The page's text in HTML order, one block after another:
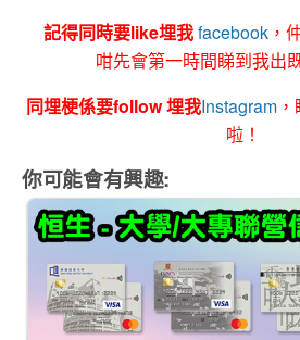
記得同時要like埋我facebook ，
咁先會第一時間睇到我出
同埋梗係要follow 埋我Instagram
啦！
你可能會有興趣: